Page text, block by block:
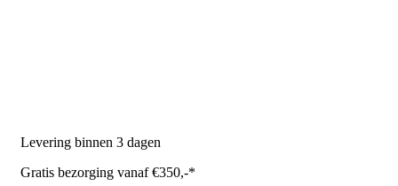
Levering binnen 3 dagen
Gratis bezorging vanaf €350,-*